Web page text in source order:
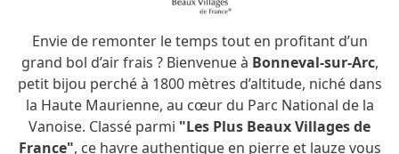
Envie de remonter le temps tout en profitant d’un
grand bol d’air frais ? Bienvenue à Bonneval-sur-Arc,
petit bijou perché à 1800 mètres d’altitude, niché dans
la Haute Maurienne, au cœur du Parc National de la
Vanoise. Classé parmi "Les Plus Beaux Villages de
France", ce havre authentique en pierre et lauze vous